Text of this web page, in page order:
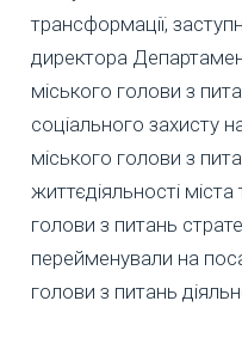
трансформації,
директора
міського голови з
соціального захисту
міського голови з
життєдіяльності
голови з питань
перейменували на
голови з питань